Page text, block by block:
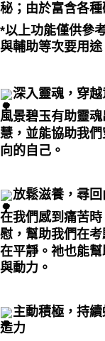
秘；由於富含各
*以上功能僅供參
與輔助等次要用
深入靈魂，穿
風景碧玉有助靈
慧，並能協助我
向的自己。
放鬆滋養，尋
在我們感到痛苦
慰，幫助我們在
在平靜。祂也能
與動力。
主動積極，持
造力